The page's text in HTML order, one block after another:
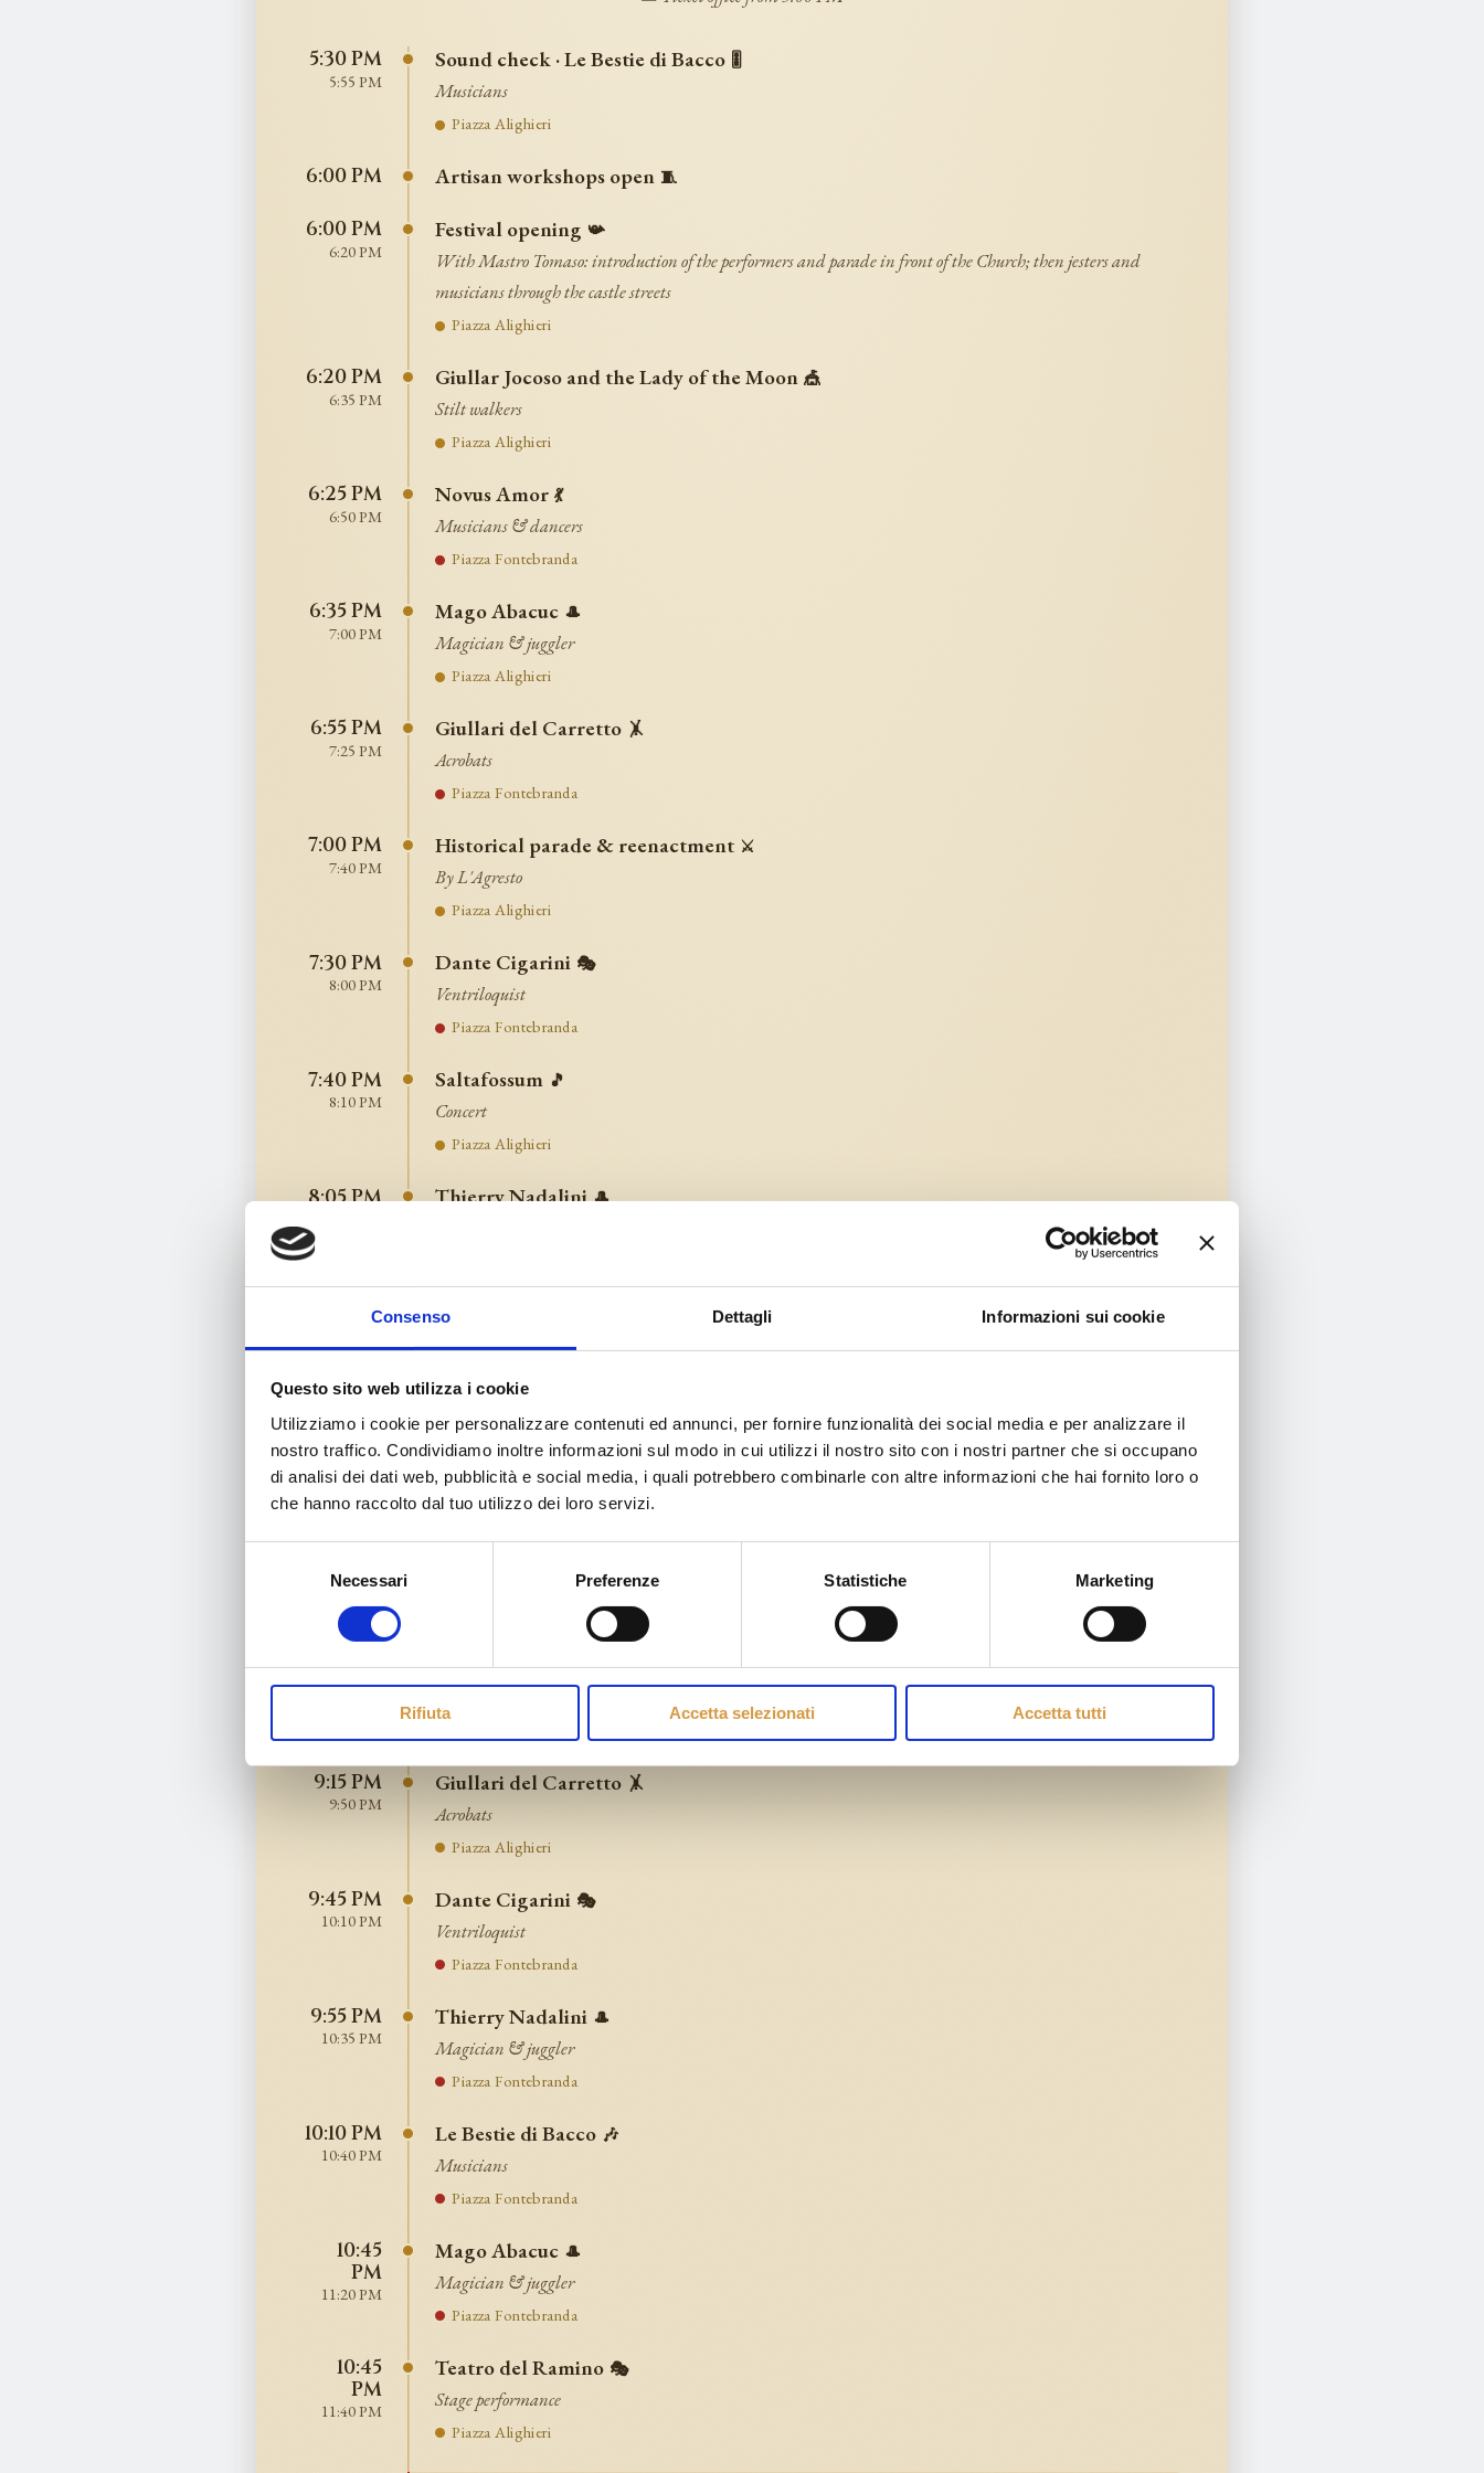
Consenso Dettagli Informazioni sui cookie
Questo sito web utilizza i cookie
Utilizziamo i cookie per personalizzare contenuti ed annunci, per fornire funzionalità dei social media e per analizzare il
nostro traffico. Condividiamo inoltre informazioni sul modo in cui utilizzi il nostro sito con i nostri partner che si occupano
di analisi dei dati web, pubblicità e social media, i quali potrebbero combinarle con altre informazioni che hai fornito loro o
che hanno raccolto dal tuo utilizzo dei loro servizi.
Necessari Preferenze Statistiche Marketing
Rifiuta Accetta selezionati Accetta tutti
5:30 PM
5:55 PM
Sound check · Le Bestie di Bacco 🎚️
Musicians
Piazza Alighieri
6:00 PM Artisan workshops open 🧵
6:00 PM
6:20 PM
Festival opening 📯
With Mastro Tomaso: introduction of the performers and parade in front of the Church; then jesters and
musicians through the castle streets
Piazza Alighieri
6:20 PM
6:35 PM
Giullar Jocoso and the Lady of the Moon 🎪
Stilt walkers
Piazza Alighieri
6:25 PM
6:50 PM
Novus Amor 💃
Musicians & dancers
Piazza Fontebranda
6:35 PM
7:00 PM
Mago Abacuc 🎩
Magician & juggler
Piazza Alighieri
6:55 PM
7:25 PM
Giullari del Carretto 🤸
Acrobats
Piazza Fontebranda
7:00 PM
7:40 PM
Historical parade & reenactment ⚔️
By L'Agresto
Piazza Alighieri
7:30 PM
8:00 PM
Dante Cigarini 🎭
Ventriloquist
Piazza Fontebranda
7:40 PM
8:10 PM
Saltafossum 🎵
Concert
Piazza Alighieri
8:05 PM Thierry Nadalini🎩
8:10 PM Mastro Tomaso · evening announcement
With Giullar Jocoso and the Lady of the Moon
Piazza Alighieri
8:30 PM
9:05 PM
Mago Abacuc🎩
Magician & juggler
Piazza Fontebranda
8:30 PM
9:10 PM
Monteriggioni Ensemble🎶
Warriors, musicians & dancers
9:10 PM
9:40 PM
Mastro Tomaso & Novus Amor💃
Musicians & dancers
9:15 PM
9:50 PM
Giullari del Carretto 🤸
Acrobats
Piazza Alighieri
9:45 PM
10:10 PM
Dante Cigarini 🎭
Ventriloquist
Piazza Fontebranda
9:55 PM
10:35 PM
Thierry Nadalini 🎩
Magician & juggler
Piazza Fontebranda
10:10 PM
10:40 PM
Le Bestie di Bacco 🎶
Musicians
Piazza Fontebranda
10:45
PM
11:20 PM
Mago Abacuc 🎩
Magician & juggler
Piazza Fontebranda
10:45
PM
11:40 PM
Teatro del Ramino 🎭
Stage performance
Piazza Alighieri